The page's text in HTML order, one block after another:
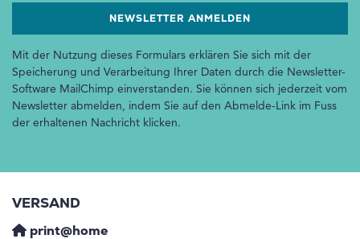
Mit der Nutzung dieses Formulars erklären Sie sich mit der
Speicherung und Verarbeitung Ihrer Daten durch die Newsletter-
Software MailChimp einverstanden. Sie können sich jederzeit vom
Newsletter abmelden, indem Sie auf den Abmelde-Link im Fuss
der erhaltenen Nachricht klicken.
VERSAND
print@home